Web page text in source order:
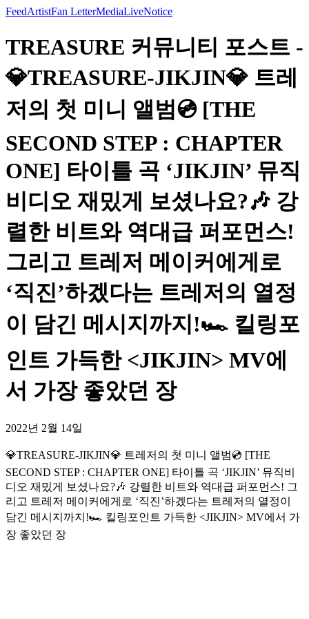
FeedArtistFan LetterMediaLiveNotice
TREASURE 커뮤니티 포스트 -
💎TREASURE-JIKJIN💎 트레
저의 첫 미니 앨범💿 [THE
SECOND STEP : CHAPTER
ONE] 타이틀 곡 ‘JIKJIN’ 뮤직
비디오 재밌게 보셨나요?🎶 강
렬한 비트와 역대급 퍼포먼스!
그리고 트레저 메이커에게로
‘직진’하겠다는 트레저의 열정
이 담긴 메시지까지!🏎 킬링포
인트 가득한 <JIKJIN> MV에
서 가장 좋았던 장
2022년 2월 14일
💎TREASURE-JIKJIN💎 트레저의 첫 미니 앨범💿 [THE
SECOND STEP : CHAPTER ONE] 타이틀 곡 ‘JIKJIN’ 뮤직비
디오 재밌게 보셨나요?🎶 강렬한 비트와 역대급 퍼포먼스! 그
리고 트레저 메이커에게로 ‘직진’하겠다는 트레저의 열정이
담긴 메시지까지!🏎 킬링포인트 가득한 <JIKJIN> MV에서 가
장 좋았던 장